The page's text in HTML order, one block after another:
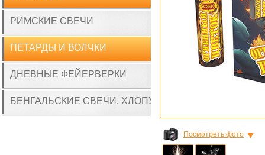
Посмотреть фото
РИМСКИЕ СВЕЧИ
ПЕТАРДЫ И ВОЛЧКИ
ДНЕВНЫЕ ФЕЙЕРВЕРКИ
БЕНГАЛЬСКИЕ СВЕЧИ, ХЛОПУШКИ